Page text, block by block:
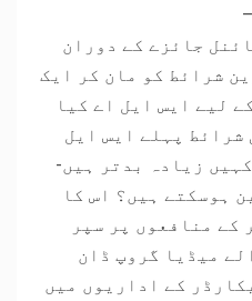
جائزے کے دوران
شرائط کو مان کر ایک
کے لیے ایس ایل اے کیا
شرائط پہلے ایس ایل
زیادہ بدتر ہیں-
ہوسکتے ہیں؟ اس کا
کے منافعوں پر سپر
میڈیا گروپ ڈان
کے اداریوں میں